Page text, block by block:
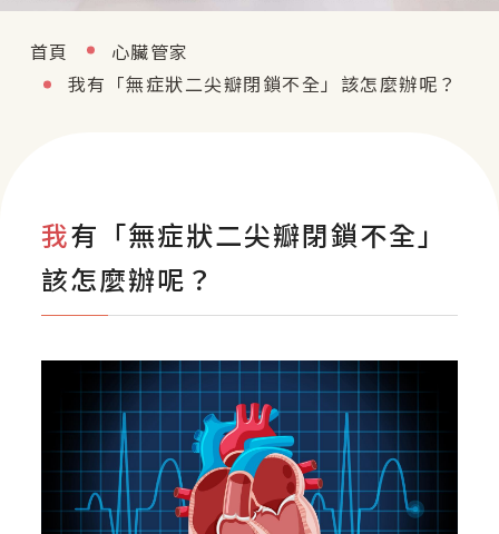
熱門療程
影音專區
首頁
心臟管家
我有「無症狀二尖瓣閉鎖不全」該怎麼辦呢？
我有「無症狀二尖瓣閉鎖不全」
該怎麼辦呢？